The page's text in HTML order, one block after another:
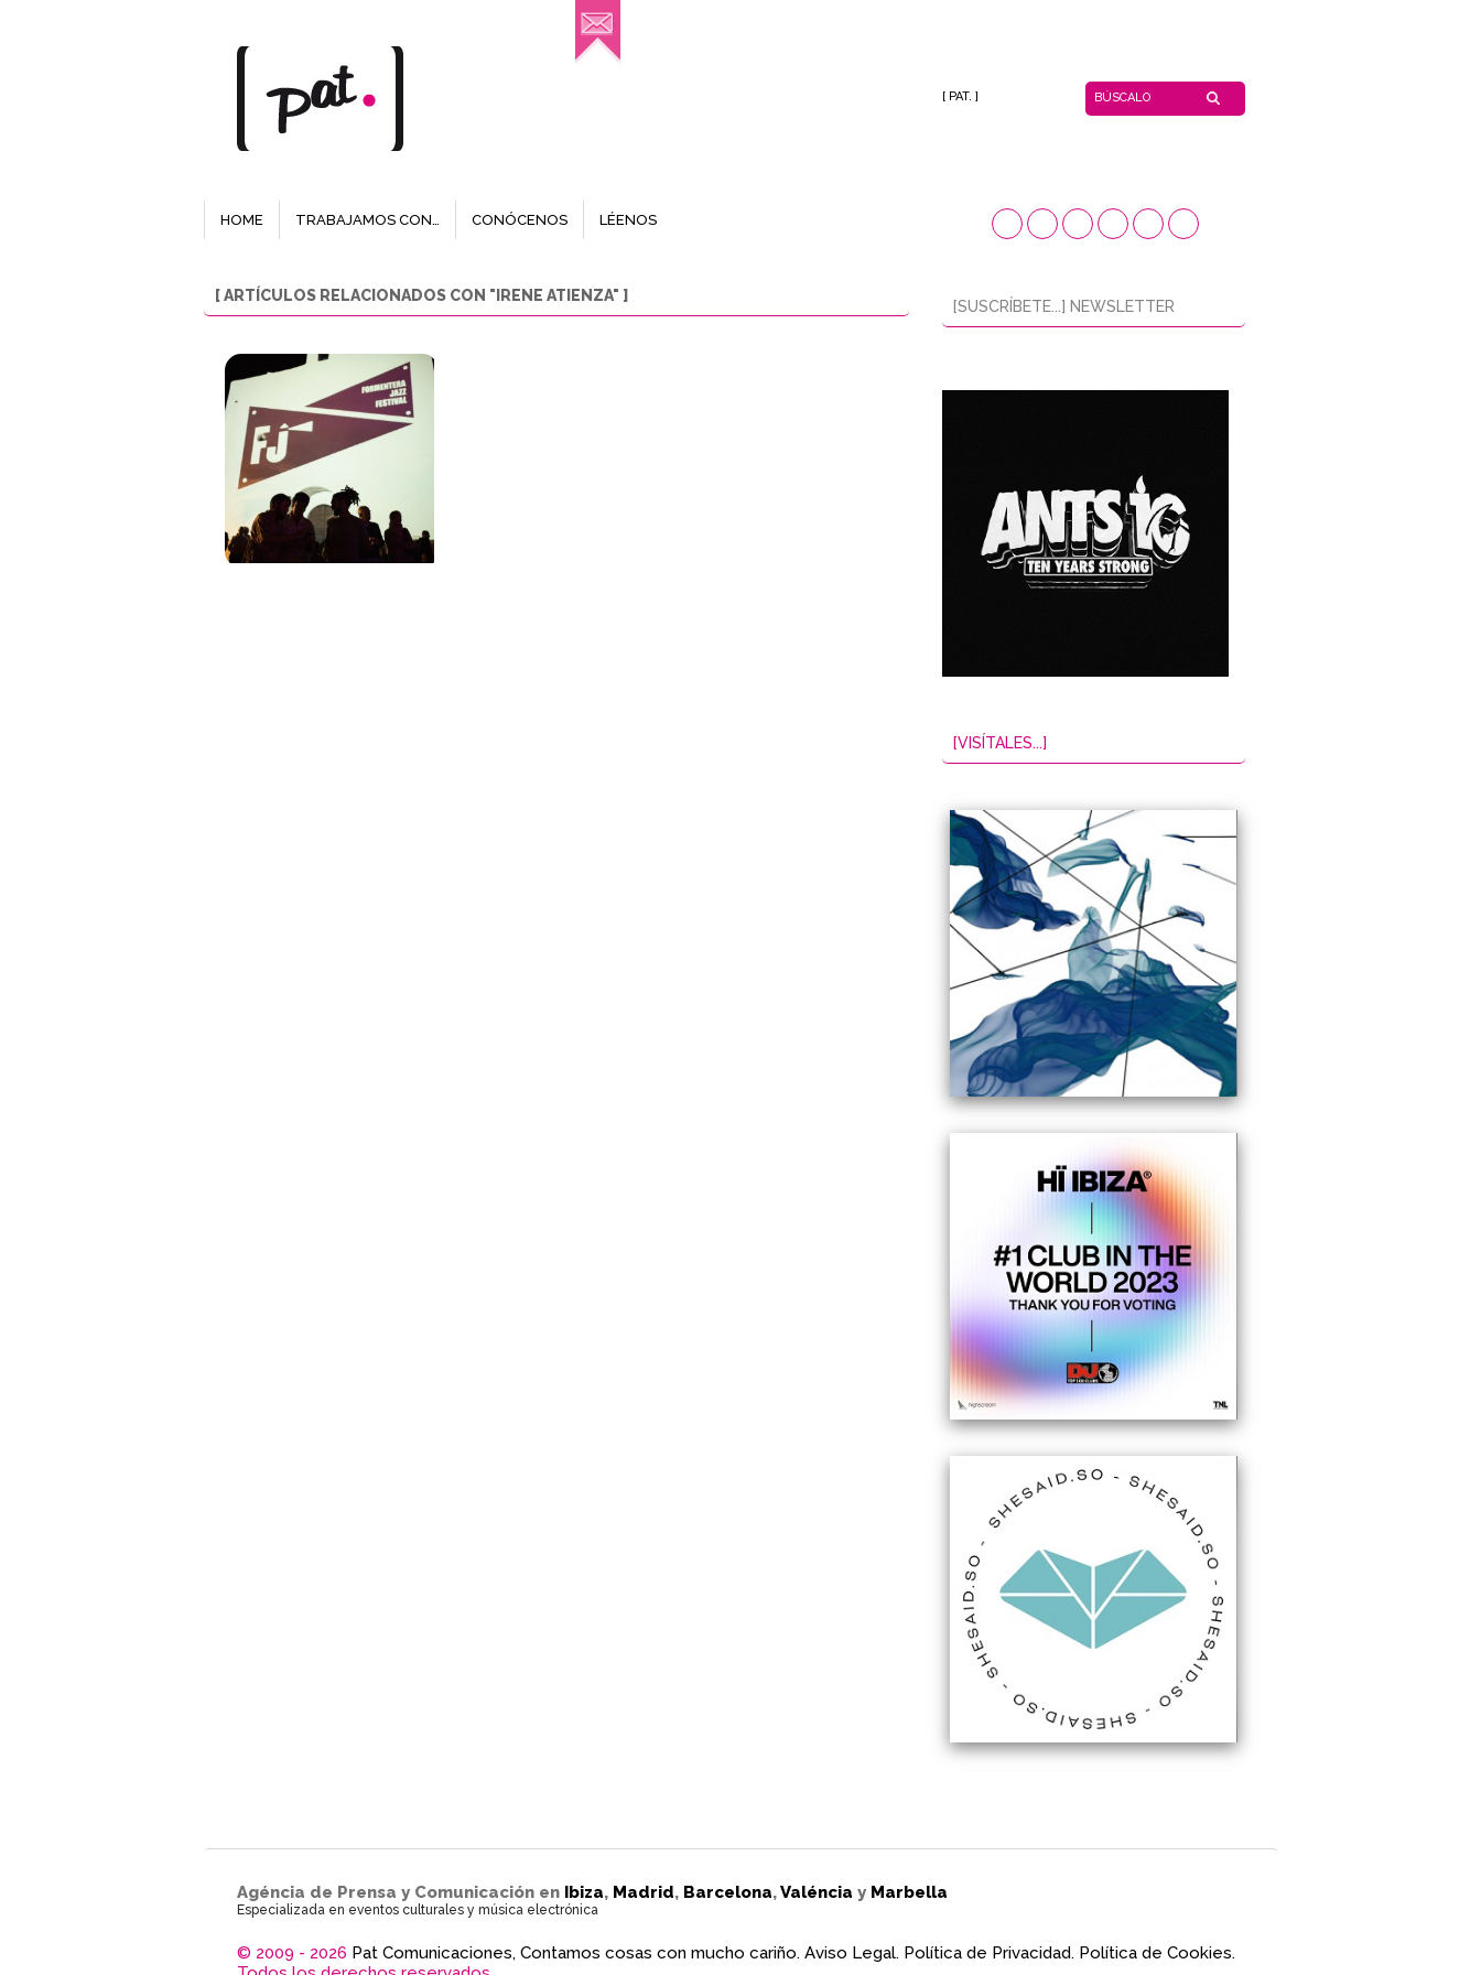
[ PAT. ]
HOME TRABAJAMOS CON… CONÓCENOS LÉENOS
[ ARTÍCULOS RELACIONADOS CON "IRENE ATIENZA" ]
[SUSCRÍBETE...] NEWSLETTER
[VISÍTALES...]
Agéncia de Prensa y Comunicación en Ibiza, Madrid, Barcelona,Valéncia y Marbella
Especializada en eventos culturales y música electrónica
© 2009 - 2026 Pat Comunicaciones, Contamos cosas con mucho cariño. Aviso Legal. Política de Privacidad. Política de Cookies.